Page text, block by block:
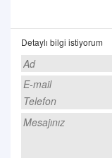
Detaylı bilgi istiyorum